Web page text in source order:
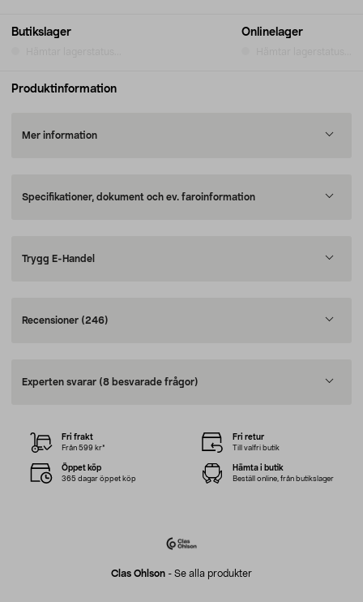
Butikslager Onlinelager
Produktinformation
Mer information
Specifikationer, dokument och ev. faroinformation
Trygg E-Handel
Recensioner (246)
Experten svarar (8 besvarade frågor)
Clas Ohlson - Se alla produkter
Fri frakt
Från 599 kr*
Fri retur
Till valfri butik
Öppet köp
365 dagar öppet köp
Hämta i butik
Beställ online, från butikslager